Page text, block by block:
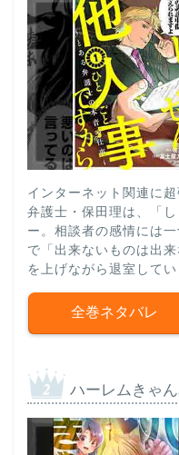
インターネット関連に
弁護士・保田理は、「
ー。相談者の感情には
で「出来ないものは出
を上げながら退室して
全巻ネタバレ
ハーレムきゃん